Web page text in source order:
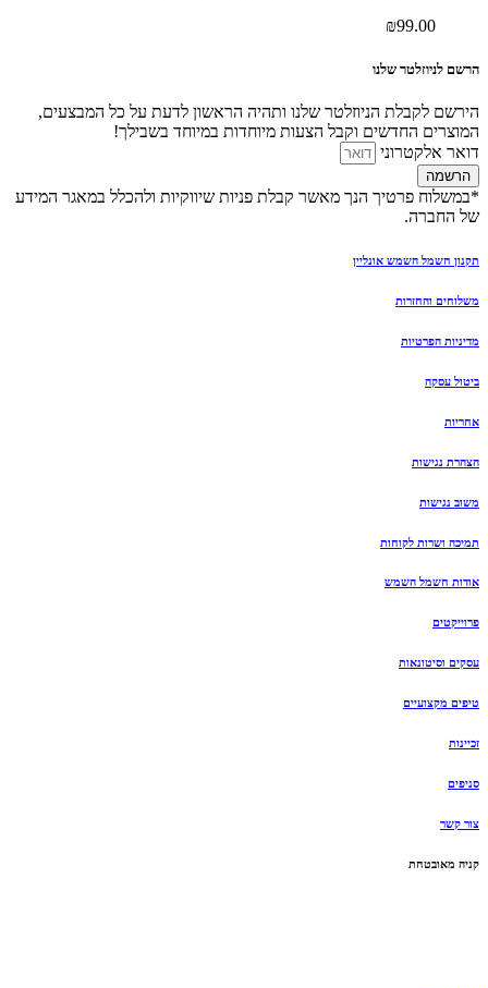
₪99.00
הרשם לניוזלטר שלנו
הירשם לקבלת הניוזלטר שלנו ותהיה הראשון לדעת על כל המבצעים,
המוצרים החדשים וקבל הצעות מיוחדות במיוחד בשבילך!
דואר אלקטרוני
הרשמה
*במשלוח פרטיך הנך מאשר קבלת פניות שיווקיות ולהכלל במאגר המידע
של החברה.
תקנון חשמל השמש אונליין
משלוחים והחזרות
מדיניות הפרטיות
ביטול עסקה
אחריות
הצהרת נגישות
משוב נגישות
תמיכה ושרות לקוחות
אודות חשמל השמש
פרוייקטים
עסקים וסיטונאות
טיפים מקצועיים
זכיינות
סניפים
צור קשר
קניה מאובטחת